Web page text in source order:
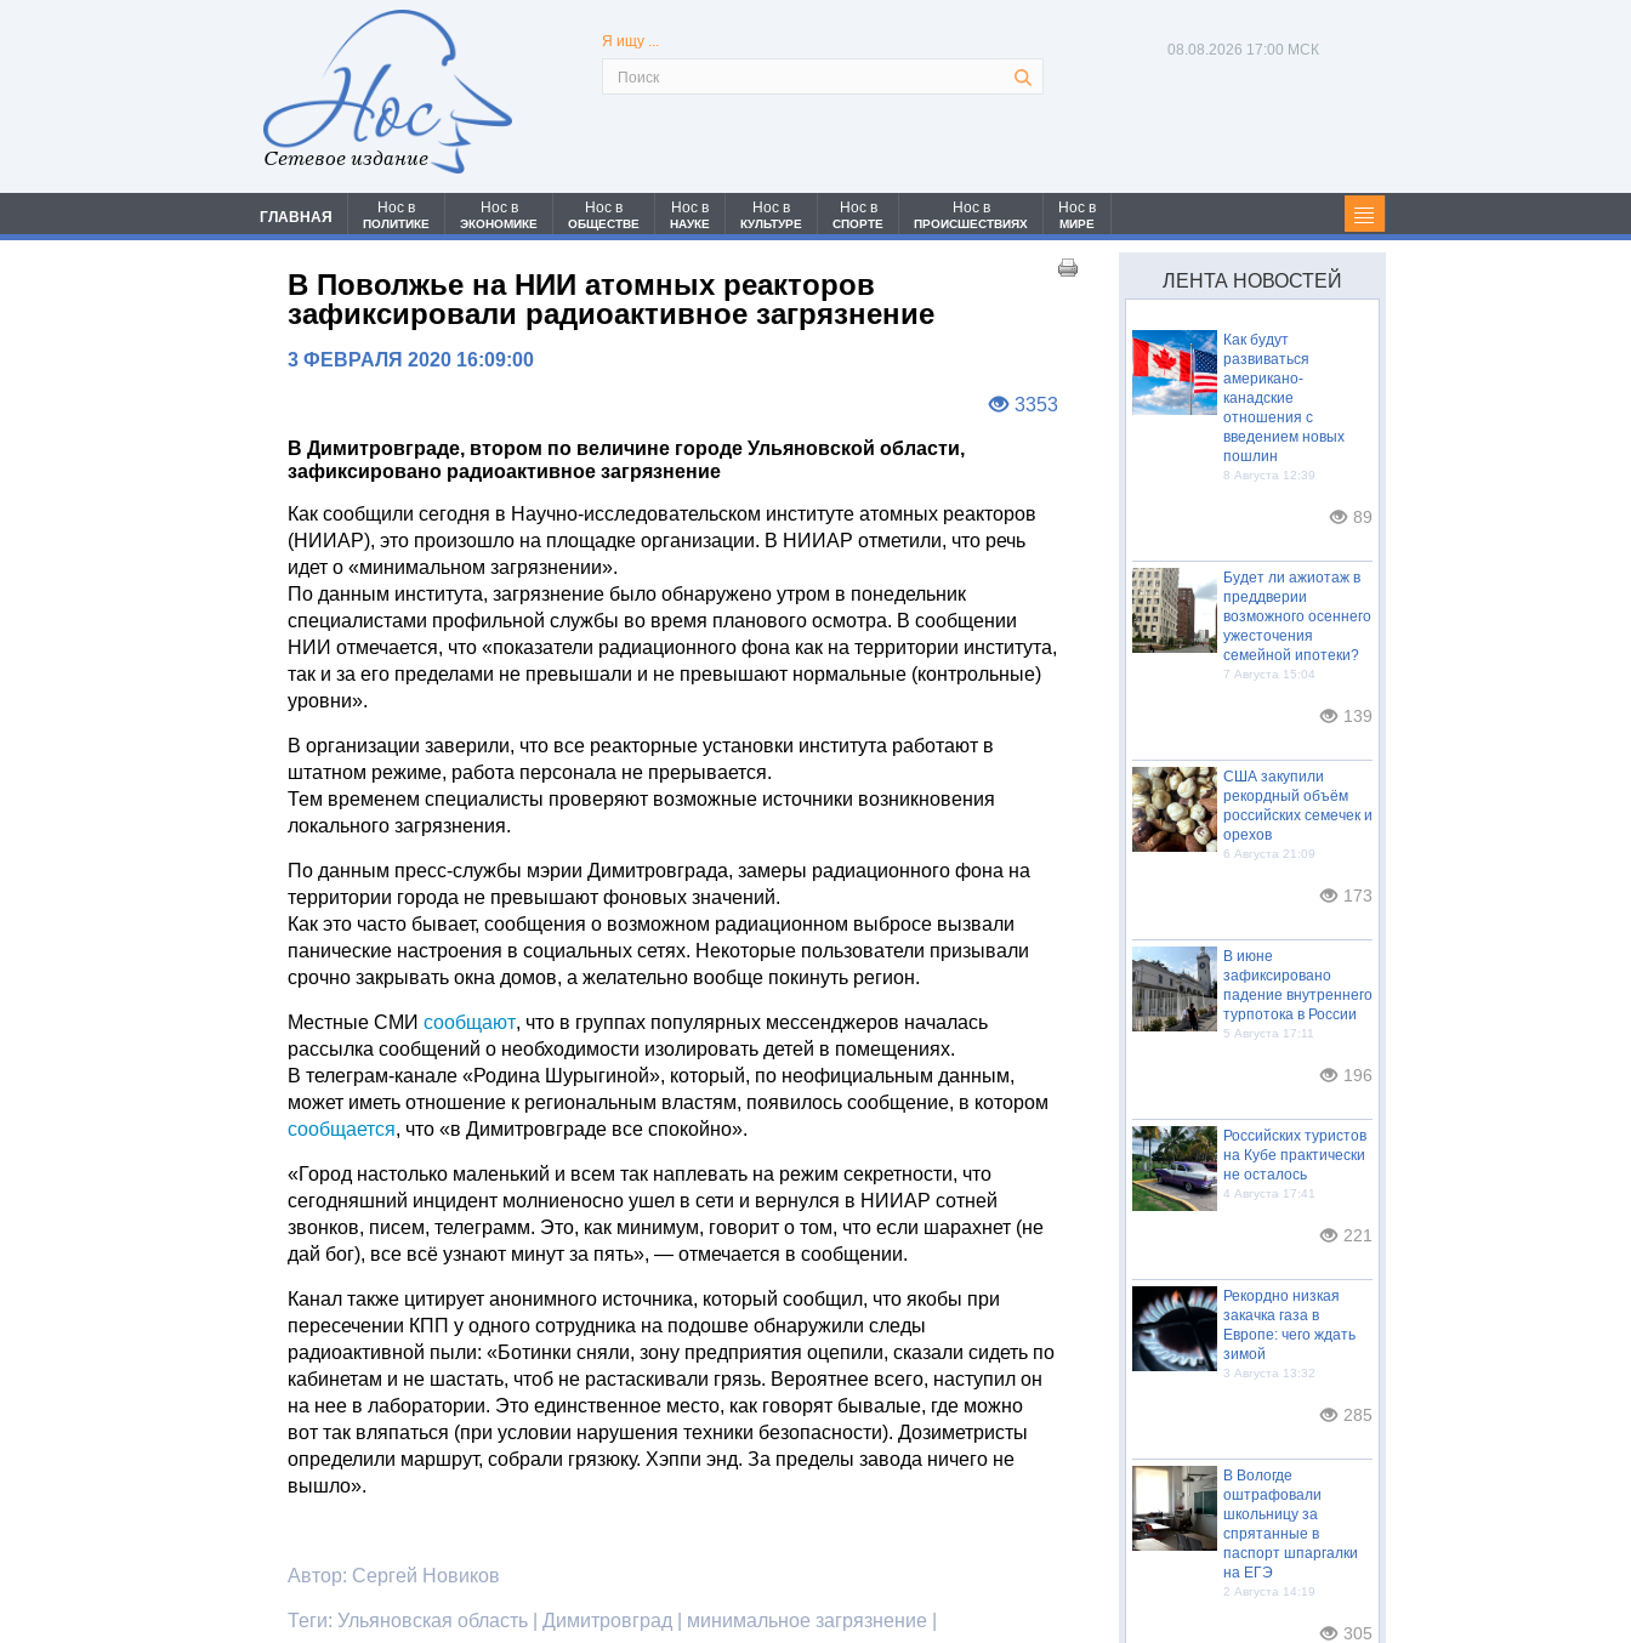
Сетевое издание
Я ищу ... 08.08.2026 17:00 МСК
ГЛАВНАЯ
Нос в
ПОЛИТИКЕ
Нос в
ЭКОНОМИКЕ
Нос в
ОБЩЕСТВЕ
Нос в
НАУКЕ
Нос в
КУЛЬТУРЕ
Нос в
СПОРТЕ
Нос в
ПРОИСШЕСТВИЯХ
Нос в
МИРЕ
В Поволжье на НИИ атомных реакторов
зафиксировали радиоактивное загрязнение
3 ФЕВРАЛЯ 2020 16:09:00
3353
В Димитровграде, втором по величине городе Ульяновской области,
зафиксировано радиоактивное загрязнение
Как сообщили сегодня в Научно-исследовательском институте атомных реакторов
(НИИАР), это произошло на площадке организации. В НИИАР отметили, что речь
идет о «минимальном загрязнении».
По данным института, загрязнение было обнаружено утром в понедельник
специалистами профильной службы во время планового осмотра. В сообщении
НИИ отмечается, что «показатели радиационного фона как на территории института,
так и за его пределами не превышали и не превышают нормальные (контрольные)
уровни».
В организации заверили, что все реакторные установки института работают в
штатном режиме, работа персонала не прерывается.
Тем временем специалисты проверяют возможные источники возникновения
локального загрязнения.
По данным пресс-службы мэрии Димитровграда, замеры радиационного фона на
территории города не превышают фоновых значений.
Как это часто бывает, сообщения о возможном радиационном выбросе вызвали
панические настроения в социальных сетях. Некоторые пользователи призывали
срочно закрывать окна домов, а желательно вообще покинуть регион.
Местные СМИсообщают, что в группах популярных мессенджеров началась
рассылка сообщений о необходимости изолировать детей в помещениях.
В телеграм-канале «Родина Шурыгиной», который, по неофициальным данным,
может иметь отношение к региональным властям, появилось сообщение, в котором
сообщается, что «в Димитровграде все спокойно».
«Город настолько маленький и всем так наплевать на режим секретности, что
сегодняшний инцидент молниеносно ушел в сети и вернулся в НИИАР сотней
звонков, писем, телеграмм. Это, как минимум, говорит о том, что если шарахнет (не
дай бог), все всё узнают минут за пять», — отмечается в сообщении.
Канал также цитирует анонимного источника, который сообщил, что якобы при
пересечении КПП у одного сотрудника на подошве обнаружили следы
радиоактивной пыли: «Ботинки сняли, зону предприятия оцепили, сказали сидеть по
кабинетам и не шастать, чтоб не растаскивали грязь. Вероятнее всего, наступил он
на нее в лаборатории. Это единственное место, как говорят бывалые, где можно
вот так вляпаться (при условии нарушения техники безопасности). Дозиметристы
определили маршрут, собрали грязюку. Хэппи энд. За пределы завода ничего не
вышло».
Автор: Сергей Новиков
Теги:Ульяновская область | Димитровград | минимальное загрязнение |
ЛЕНТА НОВОСТЕЙ
Как будут
развиваться
американо-
канадские
отношения с
введением новых
пошлин
8 Августа 12:39
89
Будет ли ажиотаж в
преддверии
возможного осеннего
ужесточения
семейной ипотеки?
7 Августа 15:04
139
США закупили
рекордный объём
российских семечек и
орехов
6 Августа 21:09
173
В июне
зафиксировано
падение внутреннего
турпотока в России
5 Августа 17:11
196
Российских туристов
на Кубе практически
не осталось
4 Августа 17:41
221
Рекордно низкая
закачка газа в
Европе: чего ждать
зимой
3 Августа 13:32
285
В Вологде
оштрафовали
школьницу за
спрятанные в
паспорт шпаргалки
на ЕГЭ
2 Августа 14:19
305